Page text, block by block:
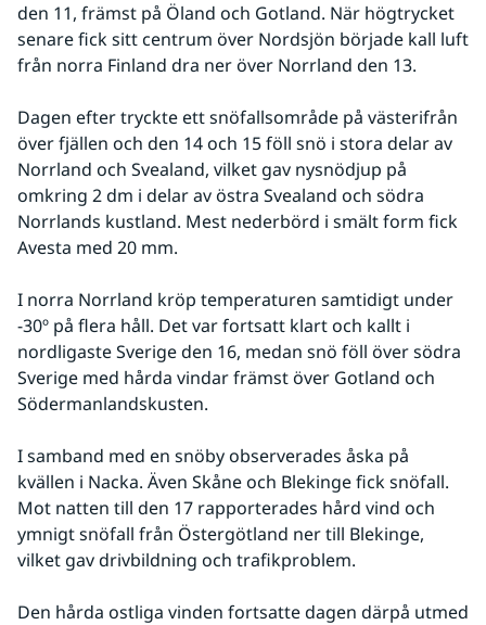
den 11, främst på Öland och Gotland. När högtrycket
senare fick sitt centrum över Nordsjön började kall luft
från norra Finland dra ner över Norrland den 13.
Dagen efter tryckte ett snöfallsområde på västerifrån
över fjällen och den 14 och 15 föll snö i stora delar av
Norrland och Svealand, vilket gav nysnödjup på
omkring 2 dm i delar av östra Svealand och södra
Norrlands kustland. Mest nederbörd i smält form fick
Avesta med 20 mm.
I norra Norrland kröp temperaturen samtidigt under
-30º på flera håll. Det var fortsatt klart och kallt i
nordligaste Sverige den 16, medan snö föll över södra
Sverige med hårda vindar främst över Gotland och
Södermanlandskusten.
I samband med en snöby observerades åska på
kvällen i Nacka. Även Skåne och Blekinge fick snöfall.
Mot natten till den 17 rapporterades hård vind och
ymnigt snöfall från Östergötland ner till Blekinge,
vilket gav drivbildning och trafikproblem.
Den hårda ostliga vinden fortsatte dagen därpå utmed